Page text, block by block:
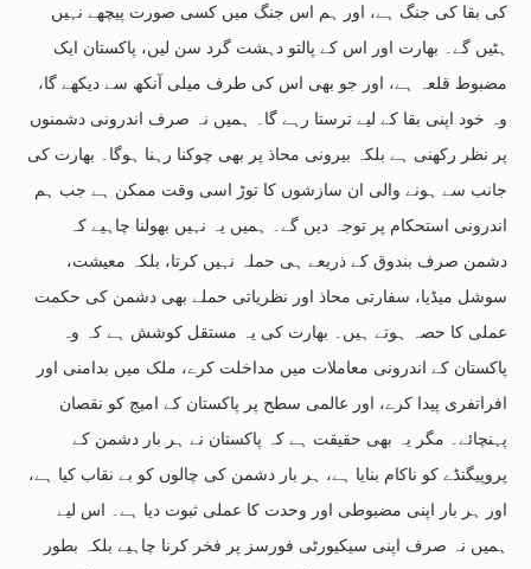
کی بقا کی جنگ ہے، اور ہم اس جنگ میں کسی صورت پیچھے نہیں
ہٹیں گے۔ بھارت اور اس کے پالتو دہشت گرد سن لیں، پاکستان ایک
مضبوط قلعہ ہے، اور جو بھی اس کی طرف میلی آنکھ سے دیکھے گا،
وہ خود اپنی بقا کے لیے ترستا رہے گا۔ ہمیں نہ صرف اندرونی دشمنوں
پر نظر رکھنی ہے بلکہ بیرونی محاذ پر بھی چوکنا رہنا ہوگا۔ بھارت کی
جانب سے ہونے والی ان سازشوں کا توڑ اسی وقت ممکن ہے جب ہم
اندرونی استحکام پر توجہ دیں گے۔ ہمیں یہ نہیں بھولنا چاہیے کہ
دشمن صرف بندوق کے ذریعے ہی حملہ نہیں کرتا، بلکہ معیشت،
سوشل میڈیا، سفارتی محاذ اور نظریاتی حملے بھی دشمن کی حکمت
عملی کا حصہ ہوتے ہیں۔ بھارت کی یہ مستقل کوشش ہے کہ وہ
پاکستان کے اندرونی معاملات میں مداخلت کرے، ملک میں بدامنی اور
افراتفری پیدا کرے، اور عالمی سطح پر پاکستان کے امیج کو نقصان
پہنچائے۔ مگر یہ بھی حقیقت ہے کہ پاکستان نے ہر بار دشمن کے
پروپیگنڈے کو ناکام بنایا ہے، ہر بار دشمن کی چالوں کو بے نقاب کیا ہے،
اور ہر بار اپنی مضبوطی اور وحدت کا عملی ثبوت دیا ہے۔ اس لیے
ہمیں نہ صرف اپنی سیکیورٹی فورسز پر فخر کرنا چاہیے بلکہ بطور